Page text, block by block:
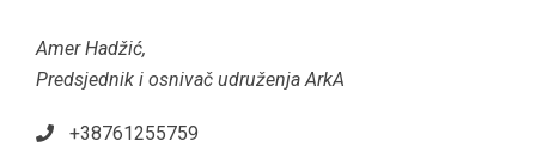
Amer Hadžić,
Predsjednik i osnivač udruženja ArkA
+38761255759